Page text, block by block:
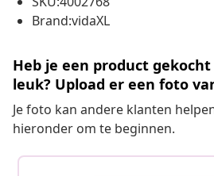
Brand:vidaXL
Heb je een product
leuk? Upload er een foto
Je foto kan andere klanten
hieronder om te beginnen.